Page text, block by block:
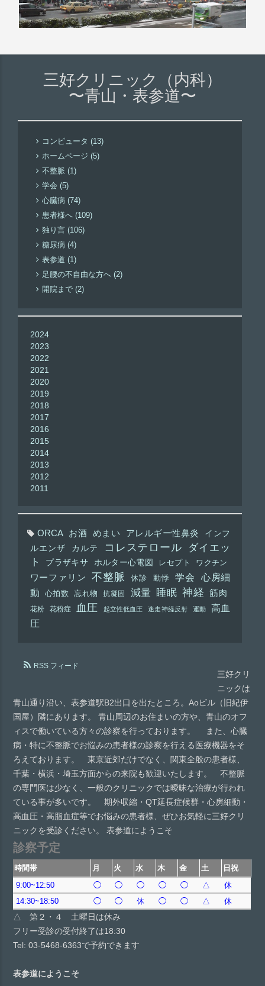
三好クリニック（内科）
〜青山・表参道〜
コンピュータ (13)
ホームページ (5)
不整脈 (1)
学会 (5)
心臓病 (74)
患者様へ (109)
独り言 (106)
糖尿病 (4)
表参道 (1)
足腰の不自由な方へ (2)
開院まで (2)
2024
2023
2022
2021
2020
2019
2018
2017
2016
2015
2014
2013
2012
2011
ORCA お酒 めまい アレルギー性鼻炎
インフ
ルエンザ
カルテ コレステロール
ダイエッ
ト
プラザキサ ホルター心電図 レセプト ワクチン
ワーファリン 不整脈 休診 動悸 学会
心房細
動
心拍数 忘れ物 抗凝固 減量 睡眠 神経 筋肉
花粉 花粉症 血圧 起立性低血圧 迷走神経反射 運動
高血
圧
RSS フィード
三好クリ
ニックは
青山通り沿い、表参道駅B2出口を出たところ。Aoビル（旧紀伊
国屋）隣にあります。 青山周辺のお住まいの方や、青山のオフ
ィスで働いている方々の診察を行っております。 また、心臓
病・特に不整脈でお悩みの患者様の診察を行える医療機器をそ
ろえております。 東京近郊だけでなく、関東全般の患者様、
千葉・横浜・埼玉方面からの来院も歓迎いたします。 不整脈
の専門医は少なく、一般のクリニックでは曖昧な治療が行われ
ている事が多いです。 期外収縮・QT延長症候群・心房細動・
高血圧・高脂血症等でお悩みの患者様、ぜひお気軽に三好クリ
ニックを受診ください。 表参道にようこそ
診察予定
時間帯 月 火 水 木 金 土
日祝
9:00~12:50
◯ ◯ ◯ ◯ ◯ △
休
14:30~18:50
◯ ◯ 休 ◯ ◯ △ 休
△ 第２・４ 土曜日は休み
フリー受診の受付終了は18:30
Tel: 03-5468-6363で予約できます
表参道にようこそ